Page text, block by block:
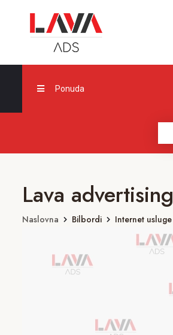
Ponuda
Lava advertising
Naslovna Bilbordi Internet usluge